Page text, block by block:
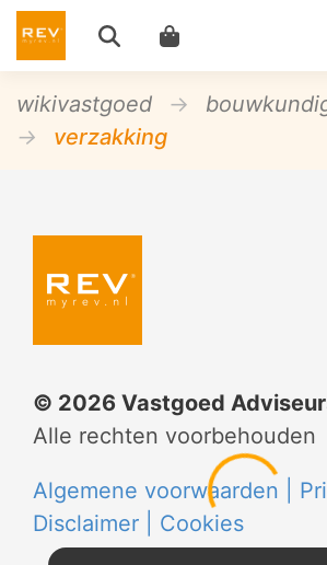
wikivastgoed
verzakking
© 2026 Vastgoed
Alle rechten voorbehouden
Algemene voorwaarden |
Disclaimer | Cookies